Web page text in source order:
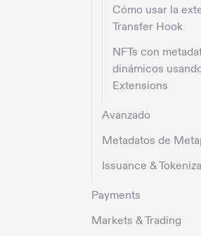
Cómo usar la
Transfer Hook
NFTs con
dinámicos
Extensions
Avanzado
Metadatos de
Issuance &
Payments
Markets & Trading